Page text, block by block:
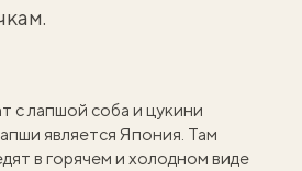
с лапшой соба и цукини
является Япония. Там
в горячем и холодном виде